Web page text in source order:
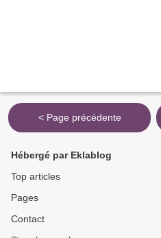
< Page précédente
Hébergé par Eklablog
Top articles
Pages
Contact